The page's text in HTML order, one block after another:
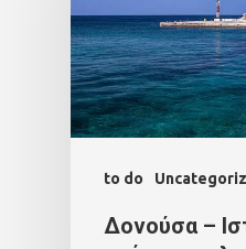
to do
Δονούσα –